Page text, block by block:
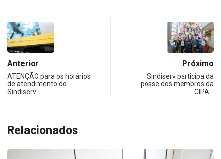
Anterior
ATENÇÃO para os horários
de atendimento do
Sindiserv
Próximo
Sindiserv participa da
posse dos membros da
CIPA…
Relacionados